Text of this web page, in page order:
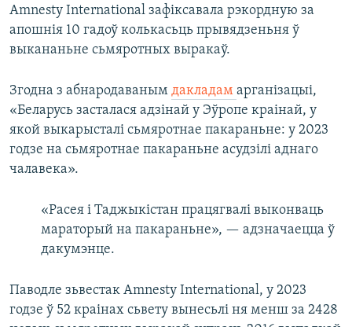
Amnesty International зафіксавала рэкордную за
апошнія 10 гадоў колькасьць прывядзеньня ў
выкананьне сьмяротных выракаў.
Згодна з абнародаваным дакладам арганізацыі,
«Беларусь засталася адзінай у Эўропе краінай, у
якой выкарысталі сьмяротнае пакараньне: у 2023
годзе на сьмяротнае пакараньне асудзілі аднаго
чалавека».
«Расея і Таджыкістан працягвалі выконваць
мараторый на пакараньне», — адзначаецца ў
дакумэнце.
Паводле зьвестак Amnesty International, у 2023
годзе ў 52 краінах сьвету вынесьлі ня менш за 2428